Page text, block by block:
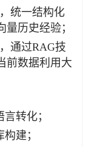
统一结构化
历史经验；
通过RAG技
前数据利用大
转化；
建；